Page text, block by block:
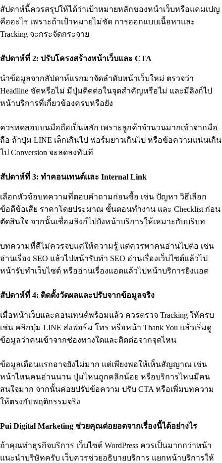
สัปดาห์นี้ควรสรุปให้ได้ว่าเป้าหมายหลักของหน้าเว็บหรือแคมเปญ
คืออะไร เพราะถ้าเป้าหมายไม่ชัด การออกแบบเนื้อหาและ
Tracking จะกระจัดกระจาย
สัปดาห์ที่ 2: ปรับโครงสร้างหน้าเว็บและ CTA
นำข้อมูลจากสัปดาห์แรกมาจัดลำดับหน้าเว็บใหม่ ตรวจว่า
Headline ชัดหรือไม่ มีปุ่มติดต่อในจุดสำคัญหรือไม่ และมีลิงก์ไป
หน้าบริการที่เกี่ยวข้องครบหรือยัง
ควรทดสอบบนมือถือเป็นหลัก เพราะลูกค้าจำนวนมากเข้าจากมือ
ถือ ถ้าปุ่ม LINE เล็กเกินไป ฟอร์มยาวเกินไป หรือข้อความแน่นเกิน
ไป Conversion จะลดลงทันที
สัปดาห์ที่ 3: ทำคอนเทนต์และ Internal Link
เลือกหัวข้อบทความที่ตอบคำถามก่อนซื้อ เช่น ปัญหา วิธีเลือก
ข้อดีข้อเสีย ราคาโดยประมาณ ขั้นตอนทำงาน และ Checklist ก่อน
ตัดสินใจ จากนั้นเชื่อมลิงก์ไปยังหน้าบริการให้เหมาะกับบริบท
บทความที่ดีไม่ควรจบแค่ให้ความรู้ แต่ควรพาคนอ่านไปต่อ เช่น
อ่านเรื่อง SEO แล้วไปหน้ารับทำ SEO อ่านเรื่องเว็บไซต์แล้วไป
หน้ารับทำเว็บไซต์ หรืออ่านเรื่องแอดแล้วไปหน้าบริการยิงแอด
สัปดาห์ที่ 4: ติดตั้งวัดผลและปรับจากข้อมูลจริง
เมื่อหน้าเว็บและคอนเทนต์พร้อมแล้ว ควรตรวจ Tracking ให้ครบ
เช่น คลิกปุ่ม LINE ส่งฟอร์ม โทร หรือหน้า Thank You แล้วเริ่มดู
ข้อมูลว่าคนเข้าจากช่องทางใดและติดต่อจากจุดไหน
ข้อมูลเดือนแรกอาจยังไม่มาก แต่เพียงพอให้เห็นสัญญาณ เช่น
หน้าไหนคนอ่านนาน ปุ่มไหนถูกคลิกน้อย หรือบริการไหนมีคน
สนใจมาก จากนั้นค่อยปรับข้อความ ปรับ CTA หรือเพิ่มบทความ
ให้ตรงกับพฤติกรรมจริง
Pui Digital Marketing ช่วยคุณต่อยอดจากเรื่องนี้ได้อย่างไร
ถ้าคุณทำธุรกิจบริการ เว็บไซต์ WordPress ควรเป็นมากกว่าหน้า
แนะนำบริษัทครับ เว็บควรช่วยอธิบายบริการ แยกหน้าบริการให้